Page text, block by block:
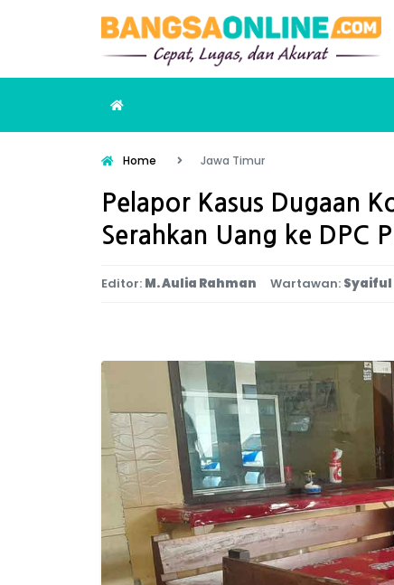
Home Jawa Timur
Pelapor Kasus Dugaan
Serahkan Uang ke DPC
Editor: M. Aulia Rahman Wartawan: Syaiful